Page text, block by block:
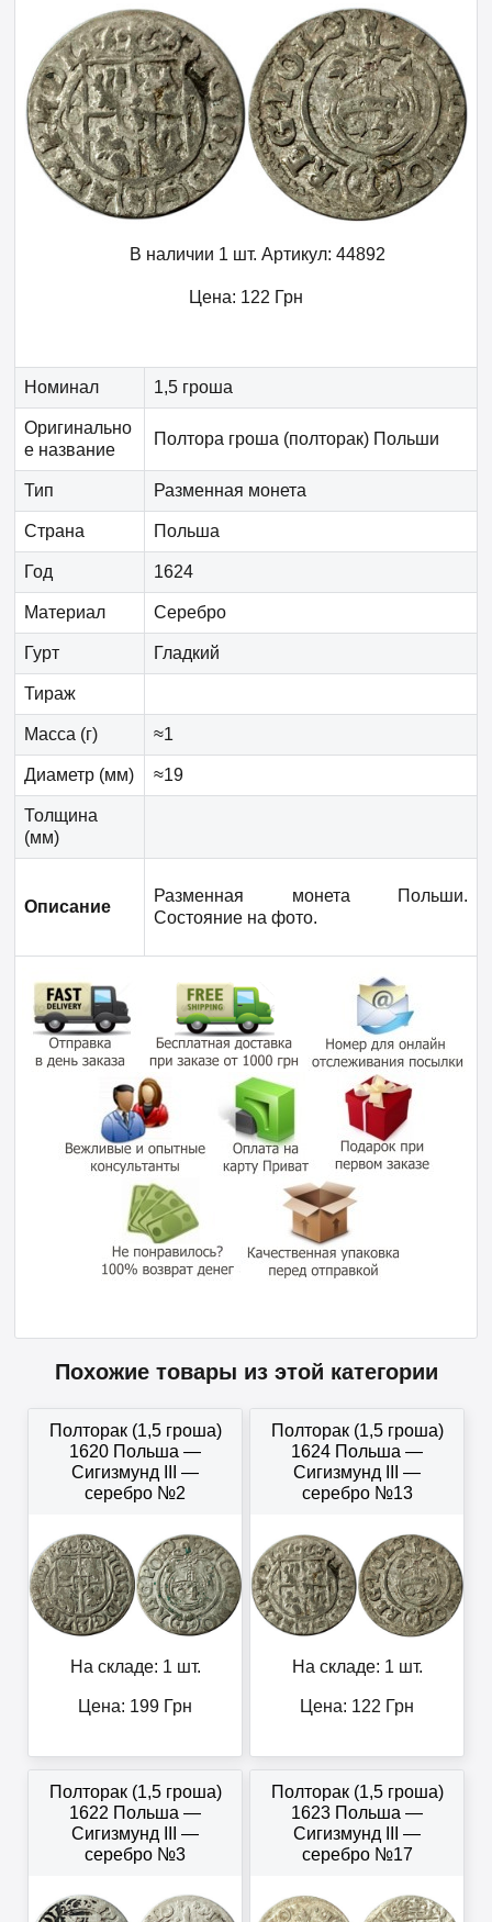
В наличии 1 шт. Артикул: 44892
Цена: 122 Грн
Номинал 1,5 гроша
Оригинально
е название
Полтора гроша (полторак) Польши
Тип Разменная монета
Страна Польша
Год 1624
Материал Серебро
Гурт Гладкий
Тираж
Масса (г) ≈1
Диаметр (мм) ≈19
Толщина
(мм)
Описание
Разменная монета Польши.
Состояние на фото.
Похожие товары из этой категории
Полторак (1,5 гроша)
1620 Польша —
Сигизмунд III —
серебро №2
На складе: 1 шт.
Цена: 199 Грн
Полторак (1,5 гроша)
1624 Польша —
Сигизмунд III —
серебро №13
На складе: 1 шт.
Цена: 122 Грн
Полторак (1,5 гроша)
1622 Польша —
Сигизмунд III —
серебро №3
Полторак (1,5 гроша)
1623 Польша —
Сигизмунд III —
серебро №17